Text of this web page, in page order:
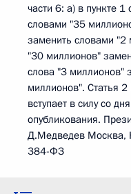
части 6: а) в пункте
словами "35
заменить словами "2
"30 миллионов"
слова "3 миллионов"
миллионов". Статья
вступает в силу со
опубликования.
Д.Медведев Москва,
384-ФЗ